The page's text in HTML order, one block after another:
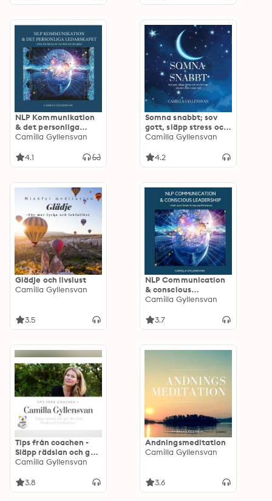
NLP Kommunikation
& det personliga
ledarskapet: - träna
bäst när det gäller
Camilla Gyllensvan
4.1
Somna snabbt; sov
gott, släpp stress och
oro för lugn och
natt
Camilla Gyllensvan
4.2
Glädje och livslust
Camilla Gyllensvan
3.5
NLP Communication
& conscious
leadership, train your
performance NLP
Camilla Gyllensvan
3.7
Tips från coachen -
Släpp rädslan och gör
det ändå
Camilla Gyllensvan
3.8
Andningsmeditation
Camilla Gyllensvan
3.6